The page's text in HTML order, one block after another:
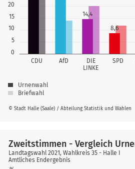
0
5
10
15
20
CDU AfD
DIE
LINKE
SPD
14,4
8,6
© Stadt Halle (Saale) / Abteilung Statistik und Wahlen
Urnenwahl
Briefwahl
Zweitstimmen - Vergleich
Landtagswahl 2021, Wahlkreis 35 - Halle I
Amtliches Endergebnis